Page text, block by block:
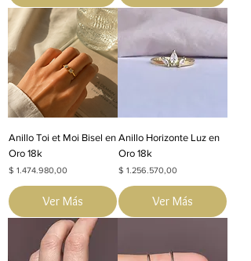
Anillo Toi et Moi Bisel en
Oro 18k
Precio
$ 1.474.980,00
Ver Más
Anillo Horizonte Luz en
Oro 18k
Precio
$ 1.256.570,00
Ver Más